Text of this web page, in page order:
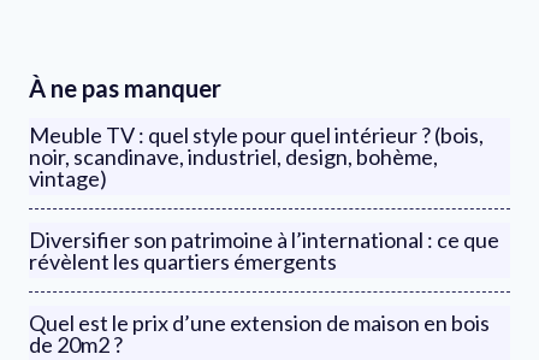
À ne pas manquer
Meuble TV : quel style pour quel intérieur ? (bois,
noir, scandinave, industriel, design, bohème,
vintage)
Diversifier son patrimoine à l’international : ce que
révèlent les quartiers émergents
Quel est le prix d’une extension de maison en bois
de 20m2 ?